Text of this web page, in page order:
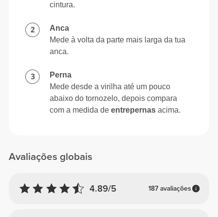
Avaliações globais
4.89/5 187 avaliações
cintura.
Anca
Mede à volta da parte mais larga da tua
anca.
Perna
Mede desde a virilha até um pouco
abaixo do tornozelo, depois compara
com a medida deentrepernas acima.